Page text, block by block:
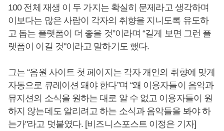
100 전체 재생 이 두 가지는 확실히 문제라고 생각하며
이보다는 많은 사람이 각자의 취향을 지니도록 유도하
고 돕는 플랫폼이 더 좋을 것”이라며 “길게 보면 그런 플
랫폼이 이길 것"이라고 말하기도 했다.
그는 “음원 사이트 첫 페이지는 각자 개인의 취향에 맞게
자동으로 큐레이션 돼야 한다”며 “왜 이용자들이 음악과
뮤지션의 소식을 원하는 대로 알 수 없고 이용자들이 원
하지 않는데도 알리려고 하는 소식과 음악들을 봐야 하
는가"라고 덧붙였다. [비즈니스포스트 이정은 기자]